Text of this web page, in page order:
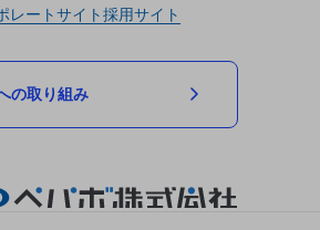
レートサイト採用サイト
の取り組み